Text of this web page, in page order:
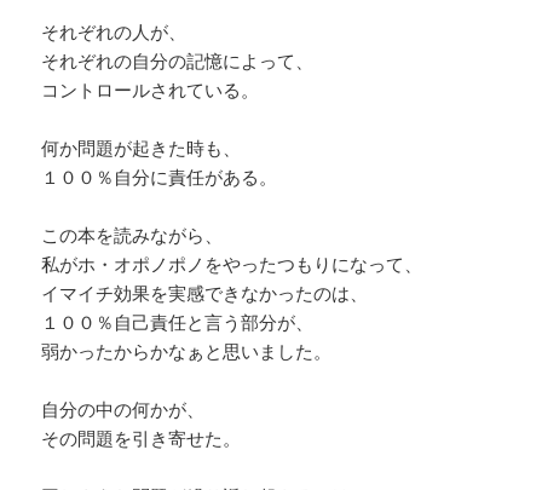
それぞれの人が、
それぞれの自分の記憶によって、
コントロールされている。
何か問題が起きた時も、
１００％自分に責任がある。
この本を読みながら、
私がホ・オポノポノをやったつもりになって、
イマイチ効果を実感できなかったのは、
１００％自己責任と言う部分が、
弱かったからかなぁと思いました。
自分の中の何かが、
その問題を引き寄せた。